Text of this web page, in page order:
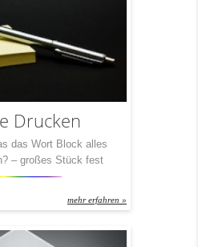
Drucken
das Wort Block alles
– großes Stück fest
meist quaderförmig –
– Häuserkomplex, der
umgeleitet wird –
mehr erfahren »